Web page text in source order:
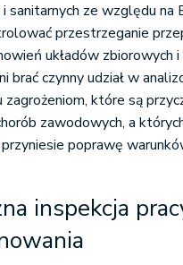
i sanitarnych ze względu na
przestrzeganie
układów zbiorowych
brać czynny udział w
zagrożeniom, które są
zawodowych, a
poprawę
inspekcja